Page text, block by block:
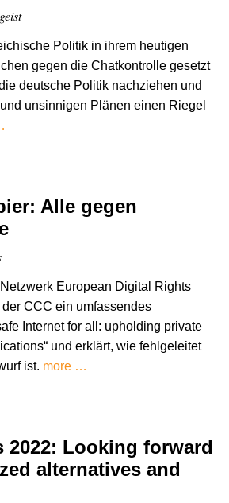
Politik in ihrem heutigen
gegen die Chatkontrolle gesetzt
deutsche Politik nachziehen und
unsinnigen Plänen einen Riegel
Alle gegen
European Digital Rights
CCC ein umfassendes
Internet for all: upholding private
und erklärt, wie fehlgeleitet
ist. more …
2022: Looking forward
alternatives and